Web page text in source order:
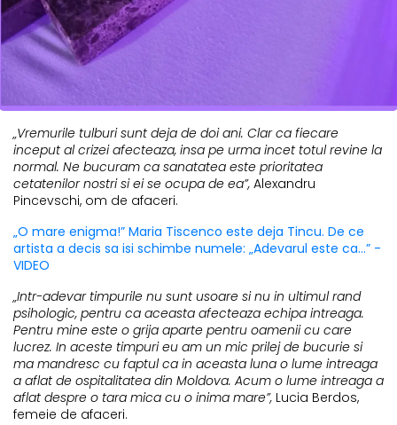
„Vremurile tulburi sunt deja de doi ani. Clar ca fiecare
inceput al crizei afecteaza, insa pe urma incet totul revine la
normal. Ne bucuram ca sanatatea este prioritatea
cetatenilor nostri si ei se ocupa de ea”, Alexandru
Pincevschi, om de afaceri.
„O mare enigma!” Maria Tiscenco este deja Tincu. De ce
artista a decis sa isi schimbe numele: „Adevarul este ca...” -
VIDEO
„Intr-adevar timpurile nu sunt usoare si nu in ultimul rand
psihologic, pentru ca aceasta afecteaza echipa intreaga.
Pentru mine este o grija aparte pentru oamenii cu care
lucrez. In aceste timpuri eu am un mic prilej de bucurie si
ma mandresc cu faptul ca in aceasta luna o lume intreaga
a aflat de ospitalitatea din Moldova. Acum o lume intreaga a
aflat despre o tara mica cu o inima mare”, Lucia Berdos,
femeie de afaceri.